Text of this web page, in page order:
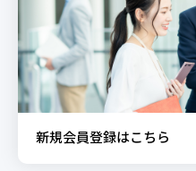
新規会員登録はこちら